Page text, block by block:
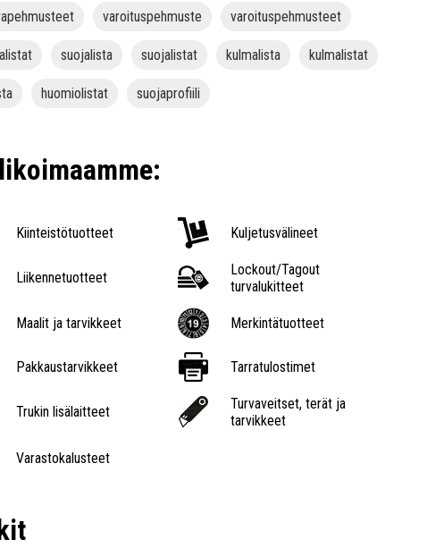
varoituspehmuste varoituspehmusteet
suojalista suojalistat kulmalista kulmalistat
huomiolistat suojaprofiili
Kiinteistötuotteet Kuljetusvälineet
Liikennetuotteet
Lockout/Tagout
turvalukitteet
Maalit ja tarvikkeet Merkintätuotteet
Pakkaustarvikkeet Tarratulostimet
Trukin lisälaitteet
Turvaveitset, terät ja
tarvikkeet
Varastokalusteet